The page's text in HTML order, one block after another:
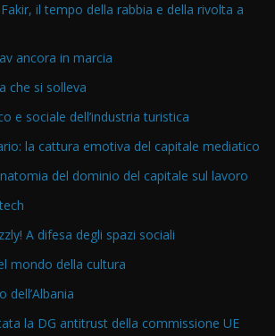
il tempo della rabbia e della rivolta a
ancora in marcia
che si solleva
e sociale dell’industria turistica
la cattura emotiva del capitale mediatico
del dominio del capitale sul lavoro
A difesa degli spazi sociali
mondo della cultura
dell’Albania
la DG antitrust della commissione UE